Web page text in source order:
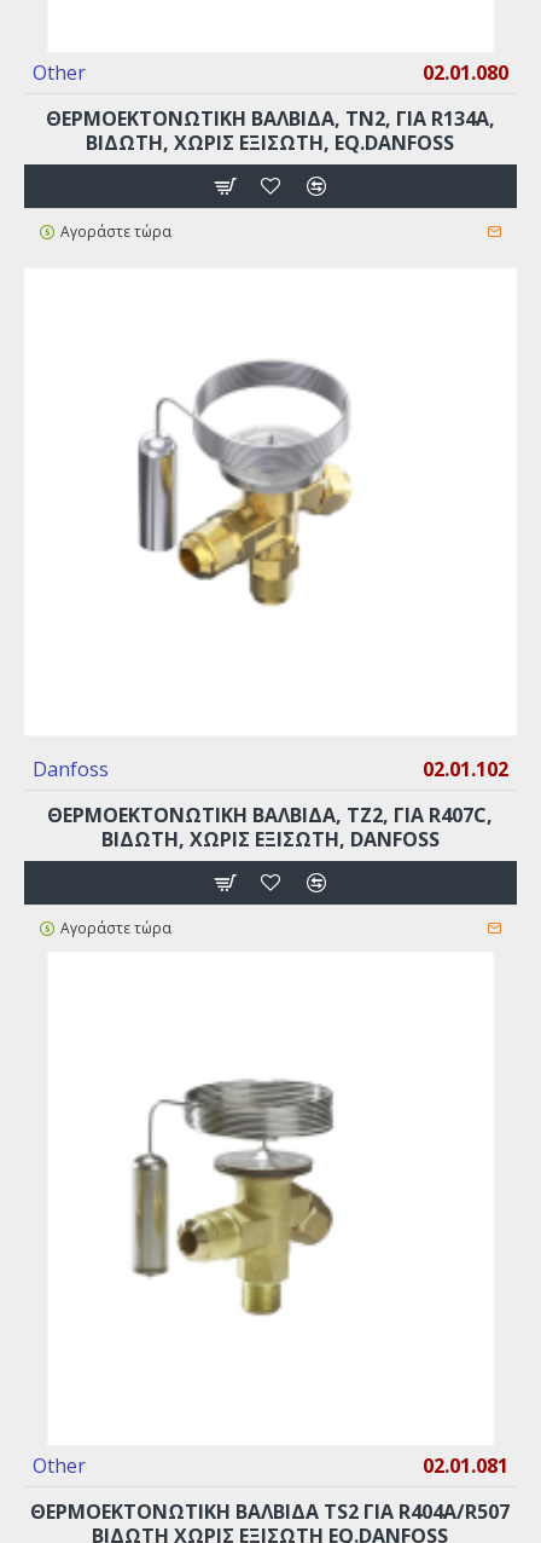
Other
02.01.080
ΘΕΡΜΟΕΚΤΟΝΩΤΙΚΗ ΒΑΛΒΙΔΑ, TN2, ΓΙΑ R134A,
ΒΙΔΩΤΗ, ΧΩΡΙΣ ΕΞΙΣΩΤΗ, EQ.DANFOSS
Αγοράστε τώρα
Danfoss
02.01.102
ΘΕΡΜΟΕΚΤΟΝΩΤΙΚΗ ΒΑΛΒΙΔΑ, TZ2, ΓΙΑ R407C,
ΒΙΔΩΤΗ, ΧΩΡΙΣ ΕΞΙΣΩΤΗ, DANFOSS
Αγοράστε τώρα
Other
02.01.081
ΘΕΡΜΟΕΚΤΟΝΩΤΙΚΗ ΒΑΛΒΙΔΑ TS2 ΓΙΑ R404A/R507
ΒΙΔΩΤΗ ΧΩΡΙΣ ΕΞΙΣΩΤΗ EQ.DANFOSS